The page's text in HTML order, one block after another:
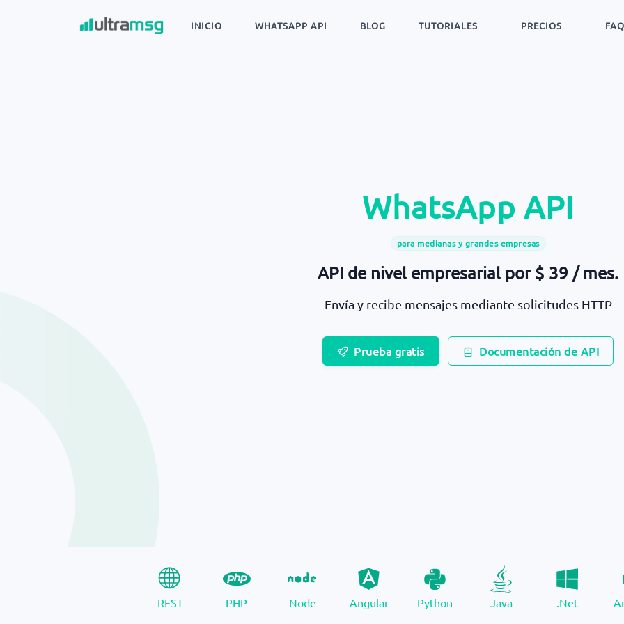
INICIO WHATSAPP API BLOG TUTORIALES PRECIOS FAQ
WhatsApp API
para medianas y grandes empresas
API de nivel empresarial por $ 39 / mes.
Envía y recibe mensajes mediante solicitudes HTTP
Prueba gratis Documentación de API
REST PHP Node Angular Python Java .Net